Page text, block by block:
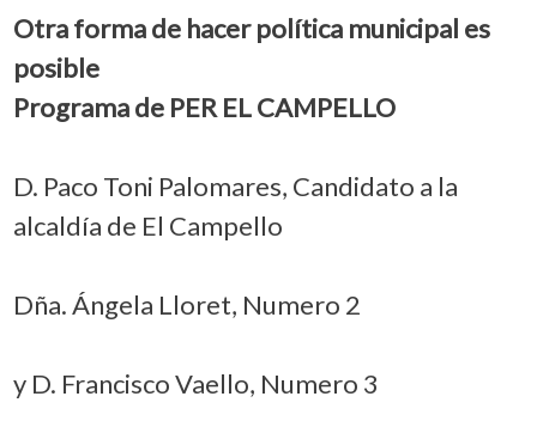
Otra forma de hacer política municipal es
posible
Programa de PER EL CAMPELLO
D. Paco Toni Palomares, Candidato a la
alcaldía de El Campello
Dña. Ángela Lloret, Numero 2
y D. Francisco Vaello, Numero 3